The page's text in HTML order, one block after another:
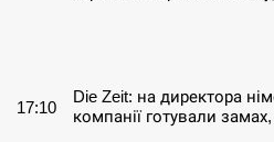
17:10
Die Zeit: на директора
компанії готували